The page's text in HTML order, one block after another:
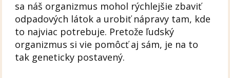
sa náš organizmus mohol rýchlejšie zbaviť
odpadových látok a urobiť nápravy tam, kde
to najviac potrebuje. Pretože ľudský
organizmus si vie pomôcť aj sám, je na to
tak geneticky postavený.